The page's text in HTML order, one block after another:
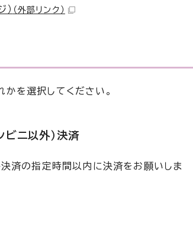
） （外部リンク）
を選択してください。
ビニ以外）決済
決済の指定時間以内に決済をお願いしま